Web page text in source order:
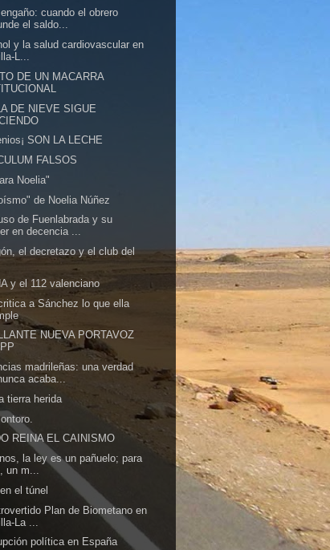
cuando el obrero
el saldo...
y la salud cardiovascular en
L...
DE UN MACARRA
DE NIEVE SIGUE
SON LA LECHE
FALSOS
Noelia"
de Noelia Núñez
de Fuenlabrada y su
en decencia ...
el decretazo y el club del
y el 112 valenciano
a Sánchez lo que ella
NUEVA PORTAVOZ
madrileñas: una verdad
acaba...
tierra herida
REINA EL CAINISMO
la ley es un pañuelo; para
un m...
el túnel
Plan de Biometano en
La ...
política en España